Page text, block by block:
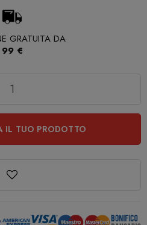
GRATUITA DA
99 €
IL TUO PRODOTTO